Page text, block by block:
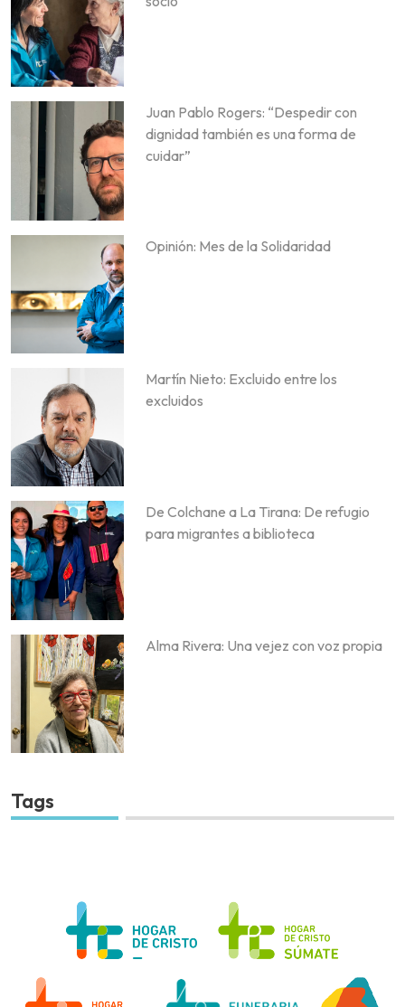
Juan Pablo Rogers: “Despedir con
dignidad también es una forma de
cuidar”
Opinión: Mes de la Solidaridad
Martín Nieto: Excluido entre los
excluidos
De Colchane a La Tirana: De refugio
para migrantes a biblioteca
Alma Rivera: Una vejez con voz propia
Tags